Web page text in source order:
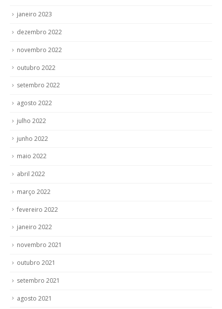
janeiro 2023
dezembro 2022
novembro 2022
outubro 2022
setembro 2022
agosto 2022
julho 2022
junho 2022
maio 2022
abril 2022
março 2022
fevereiro 2022
janeiro 2022
novembro 2021
outubro 2021
setembro 2021
agosto 2021